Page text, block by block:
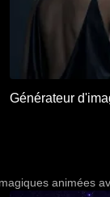
Générateur
animées